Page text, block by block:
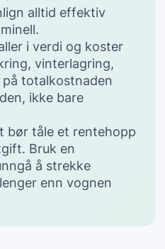
alltid effektiv
i verdi og koster
vinterlagring,
totalkostnaden
ikke bare
bør tåle et rentehopp
Bruk en
å strekke
enn vognen